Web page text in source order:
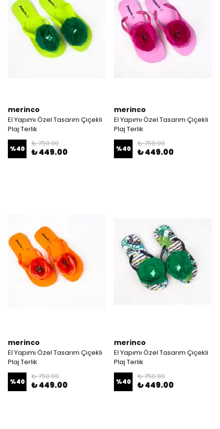
merinco
El Yapımı Özel Tasarım Çiçekli
Plaj Terlik
%40
₺ 750.00
₺ 449.00
merinco
El Yapımı Özel Tasarım Çiçekli
Plaj Terlik
%40
₺ 750.00
₺ 449.00
merinco
El Yapımı Özel Tasarım Çiçekli
Plaj Terlik
%40
₺ 750.00
₺ 449.00
merinco
El Yapımı Özel Tasarım Çiçekli
Plaj Terlik
%40
₺ 750.00
₺ 449.00